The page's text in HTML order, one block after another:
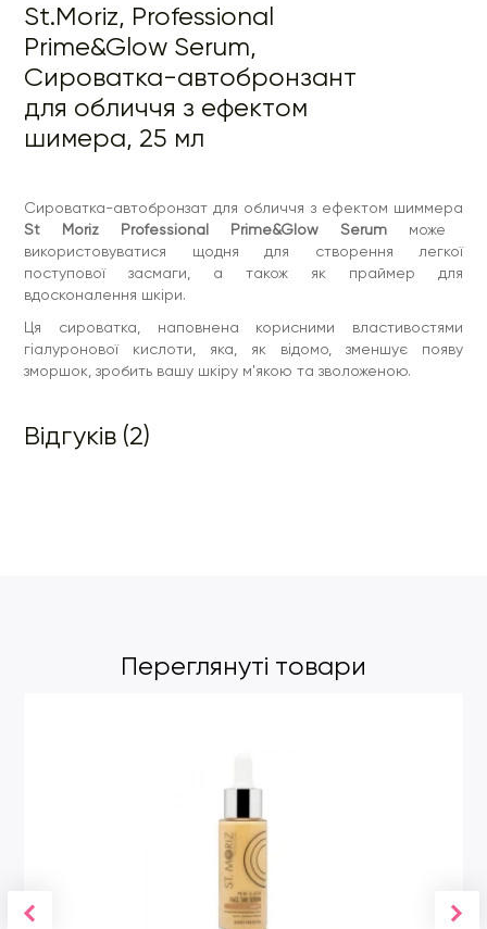
St.Moriz, Professional
Prime&Glow Serum,
Сироватка-автобронзант
для обличчя з ефектом
шимера, 25 мл
Сироватка-автобронзат для обличчя з ефектом шиммера
St Moriz Professional Prime&Glow Serum може
використовуватися щодня для створення легкої
поступової засмаги, а також як праймер для
вдосконалення шкіри.
Ця сироватка, наповнена корисними властивостями
гіалуронової кислоти, яка, як відомо, зменшує появу
зморшок, зробить вашу шкіру м'якою та зволоженою.
Відгуків (2)
Переглянуті товари